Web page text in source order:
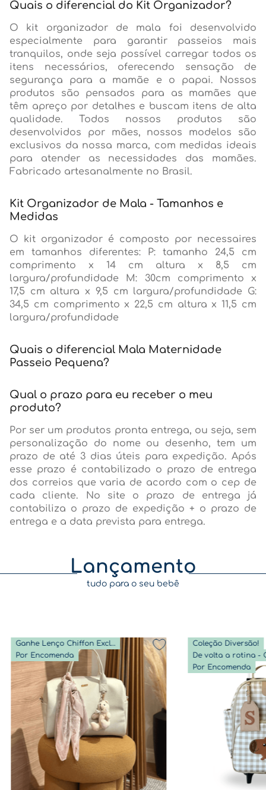
Quais o diferencial do Kit Organizador?
O kit organizador de mala foi desenvolvido
especialmente para garantir passeios mais
tranquilos, onde seja possível carregar todos os
itens necessários, oferecendo sensação de
segurança para a mamãe e o papai. Nossos
produtos são pensados para as mamães que
têm apreço por detalhes e buscam itens de alta
qualidade. Todos nossos produtos são
desenvolvidos por mães, nossos modelos são
exclusivos da nossa marca, com medidas ideais
para atender as necessidades das mamães.
Fabricado artesanalmente no Brasil.
Kit Organizador de Mala - Tamanhos e
Medidas
O kit organizador é composto por necessaires
em tamanhos diferentes: P: tamanho 24,5 cm
comprimento x 14 cm altura x 8,5 cm
largura/profundidade M: 30cm comprimento x
17,5 cm altura x 9,5 cm largura/profundidade G:
34,5 cm comprimento x 22,5 cm altura x 11,5 cm
largura/profundidade
Quais o diferencial Mala Maternidade
Passeio Pequena?
Qual o prazo para eu receber o meu
produto?
Por ser um produtos pronta entrega, ou seja, sem
personalização do nome ou desenho, tem um
prazo de até 3 dias úteis para expedição. Após
esse prazo é contabilizado o prazo de entrega
dos correios que varia de acordo com o cep de
cada cliente. No site o prazo de entrega já
contabiliza o prazo de expedição + o prazo de
entrega e a data prevista para entrega.
Lançamento
tudo para o seu bebê
Ganhe Lenço Chiffon Exclusivo
Por Encomenda
Coleção Diversão!
Por Encomenda